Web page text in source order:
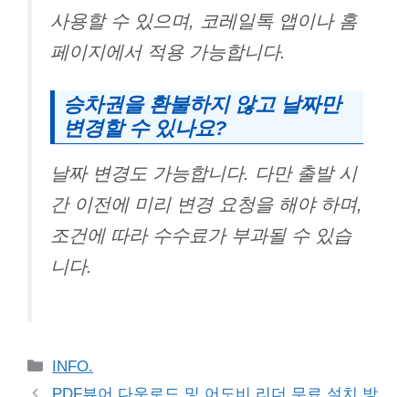
사용할 수 있으며, 코레일톡 앱이나 홈
페이지에서 적용 가능합니다.
승차권을 환불하지 않고 날짜만
변경할 수 있나요?
날짜 변경도 가능합니다. 다만 출발 시
간 이전에 미리 변경 요청을 해야 하며,
조건에 따라 수수료가 부과될 수 있습
니다.
Categories
INFO.